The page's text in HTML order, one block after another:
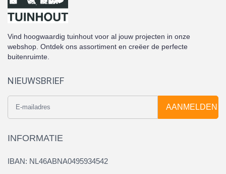
Vind hoogwaardig tuinhout voor al jouw projecten in onze
webshop. Ontdek ons assortiment en creëer de perfecte
buitenruimte.
NIEUWSBRIEF
AANMELDEN
INFORMATIE
IBAN: NL46ABNA0495934542